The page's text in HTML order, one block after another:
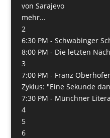
von Sarajevo
mehr...
2
6:30 PM - Schwabinger
8:00 PM - Die letzten
3
7:00 PM - Franz
Zyklus: "Eine Sekunde
7:30 PM - Münchner
4
5
6